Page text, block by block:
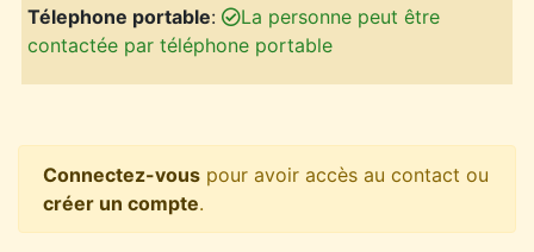
Télephone portable:
La personne peut être
contactée par téléphone portable
Connectez-vous pour avoir accès au contact ou
créer un compte.